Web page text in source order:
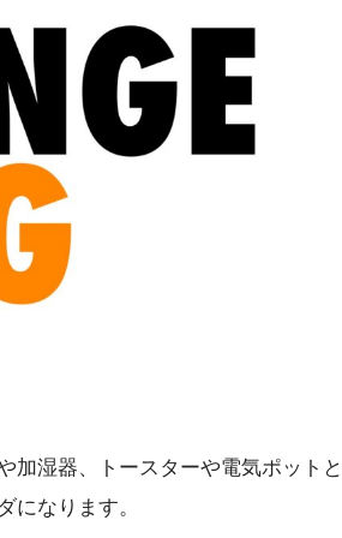
加湿器、トースターや電気ポット
になります。